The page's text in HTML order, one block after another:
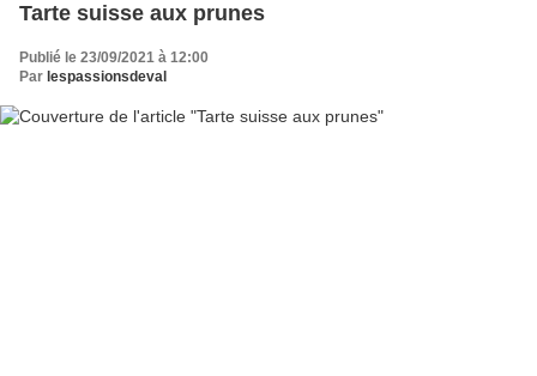
Tarte suisse aux prunes
Publié le 23/09/2021 à 12:00
Par lespassionsdeval